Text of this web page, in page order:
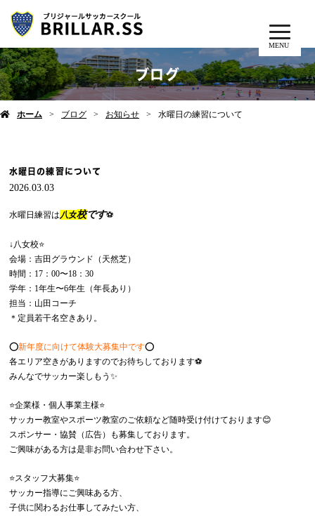
MENU
ブログ
ホーム ブログ お知らせ 水曜日の練習について
水曜日の練習について
2026.03.03
水曜日練習は 八女校です⚽️
↓八女校⭐️
会場：吉田グラウンド（天然芝）
時間：17：00〜18：30
学年：1年生〜6年生（年長あり）
担当：山田コーチ
＊定員若干名空きあり。
⭕️新年度に向けて体験大募集中です⭕️
各エリア空きがありますのでお待ちしております⚽️
みんなでサッカー楽しもう✨
⭐️企業様・個人事業主様⭐️
サッカー教室やスポーツ教室のご依頼など随時受け付けております😊
スポンサー・協賛（広告）も募集しております。
ご興味がある方は是非お問い合わせ下さい。
⭐️スタッフ大募集⭐️
サッカー指導にご興味ある方、
子供に関わるお仕事してみたい方、